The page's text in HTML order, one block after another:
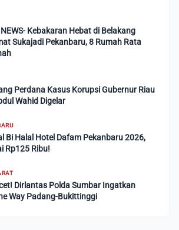
Kebakaran Hebat di Belakang
Sukajadi Pekanbaru, 8 Rumah Rata
Perdana Kasus Korupsi Gubernur Riau
Wahid Digelar
Bi Halal Hotel Dafam Pekanbaru 2026,
Rp125 Ribu!
Dirlantas Polda Sumbar Ingatkan
Way Padang-Bukittinggi